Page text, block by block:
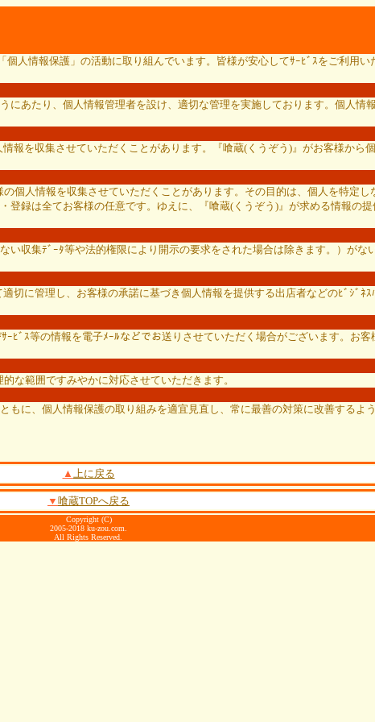
人情報保護」の活動に取り組んでいます。皆様が安心してｻｰﾋﾞｽをご利用
にあたり、個人情報管理者を設け、適切な管理を実施しております。個人情
報を収集させていただくことがあります。『喰蔵(くうぞう)』がお客様か
個人情報を収集させていただくことがあります。その目的は、個人を特定
録は全てお客様の任意です。ゆえに、『喰蔵(くうぞう)』が求める情報の
い収集ﾃﾞｰﾀ等や法的権限により開示の要求をされた場合は除きます。）が
切に管理し、お客様の承諾に基づき個人情報を提供する出店者などのﾋﾞｼﾞﾈ
ﾋﾞｽ等の情報を電子ﾒｰﾙなどでお送りさせていただく場合がございます。お
な範囲ですみやかに対応させていただきます。
もに、個人情報保護の取り組みを適宜見直し、常に最善の対策に改善するよ
▲ 上に戻る
▼ 喰蔵TOPへ戻る
Copyright (C)
2005-2018 ku-zou.com.
All Rights Reserved.